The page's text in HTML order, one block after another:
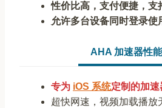
性价比高，支付便捷，支
允许多台设备同时登录使
AHA 加速器性
专为 iOS 系统定制的加速
超快网速，视频加载播放